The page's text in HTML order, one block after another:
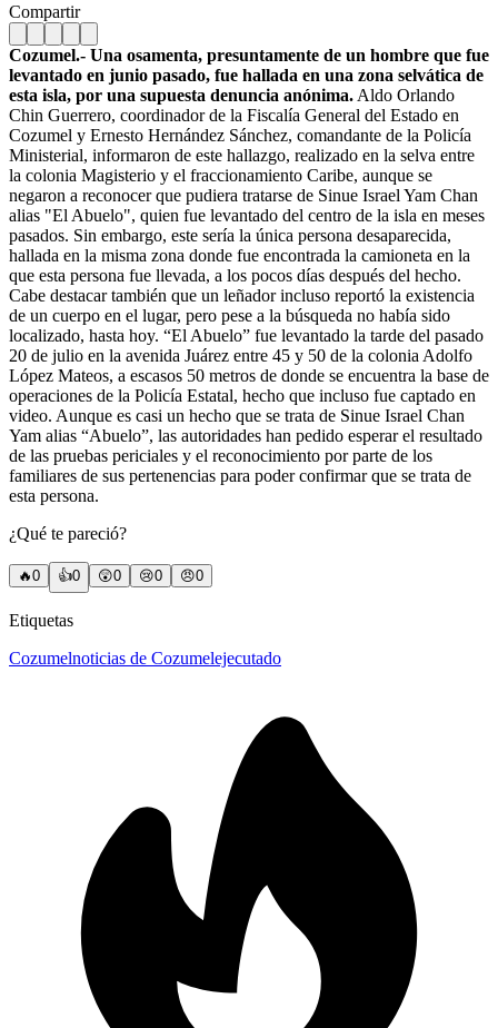
Compartir
Cozumel.- Una osamenta, presuntamente de un hombre que fue
levantado en junio pasado, fue hallada en una zona selvática de
esta isla, por una supuesta denuncia anónima. Aldo Orlando
Chin Guerrero, coordinador de la Fiscalía General del Estado en
Cozumel y Ernesto Hernández Sánchez, comandante de la Policía
Ministerial, informaron de este hallazgo, realizado en la selva entre
la colonia Magisterio y el fraccionamiento Caribe, aunque se
negaron a reconocer que pudiera tratarse de Sinue Israel Yam Chan
alias "El Abuelo", quien fue levantado del centro de la isla en meses
pasados. Sin embargo, este sería la única persona desaparecida,
hallada en la misma zona donde fue encontrada la camioneta en la
que esta persona fue llevada, a los pocos días después del hecho.
Cabe destacar también que un leñador incluso reportó la existencia
de un cuerpo en el lugar, pero pese a la búsqueda no había sido
localizado, hasta hoy. “El Abuelo” fue levantado la tarde del pasado
20 de julio en la avenida Juárez entre 45 y 50 de la colonia Adolfo
López Mateos, a escasos 50 metros de donde se encuentra la base de
operaciones de la Policía Estatal, hecho que incluso fue captado en
video. Aunque es casi un hecho que se trata de Sinue Israel Chan
Yam alias “Abuelo”, las autoridades han pedido esperar el resultado
de las pruebas periciales y el reconocimiento por parte de los
familiares de sus pertenencias para poder confirmar que se trata de
esta persona.
¿Qué te pareció?
🔥0 👍0 😲0 😢0 😠0
Etiquetas
Cozumelnoticias de Cozumelejecutado